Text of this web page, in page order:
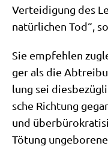
Ver­tei­di­gung des
natür­li­chen Tod“,
Sie emp­feh­len
ger als die
lung sei
sche Rich­tung
und
Tötung